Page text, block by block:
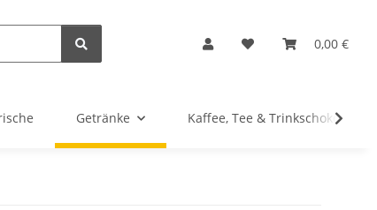
0,00 €
Getränke Kaffee, Tee & Trinkschokolade